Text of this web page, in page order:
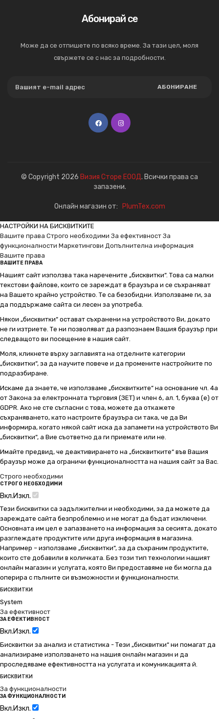
Абонирай се
Може да се отпишете по всяко време. За тази цел, моля
свържете се с нас за подробности.
АБОНИРАНЕ
© Copyright 2026 Визия Сторе ЕООД. Всички права са
запазени.
Онлайн магазин от: PlumTex.com
НАСТРОЙКИ НА БИСКВИТКИТЕ
Вашите права Строго необходими За ефективност За
функционалности Маркетингови Допълнителна информация
Вашите права
ВАШИТЕ ПРАВА
Нашият сайт използва така наречените „бисквитки“. Това са малки
текстови файлове, които се зареждат в браузъра и се съхраняват
на Вашето крайно устройство. Те са безобидни. Използваме ги, за
да поддържаме сайта си лесен за употреба.
Някои „бисквитки“ остават съхранени на устройството Ви, докато
не ги изтриете. Те ни позволяват да разпознаем Вашия браузър при
следващото ви посещение в нашия сайт.
Моля, кликнете върху заглавията на отделните категории
„бисквитки“, за да научите повече и да промените настройките по
подразбиране.
Искаме да знаете, че използваме „бисквитките“ на основание чл. 4а
от Закона за електронната търговия (ЗЕТ) и член 6, ал. 1, буква (е) от
GDPR. Ако не сте съгласни с това, можете да откажете
съхраняването, като настроите браузъра си така, че да Ви
информира, когато някой сайт иска да запамети на устройството Ви
„бисквитки“, а Вие съответно да ги приемате или не.
Имайте предвид, че деактивирането на „бисквитките“ във Вашия
браузър може да ограничи функционалността на нашия сайт за Вас.
Строго необходими
СТРОГО НЕОБХОДИМИ
Вкл.Изкл.
Тези бисквитки са задължителни и необходими, за да можете да
зареждате сайта безпроблемно и не могат да бъдат изключени.
Основната им цел е запазването на информация за сесията, докато
разглеждате продуктите или друга информация в магазина.
Например – използваме „бисквитки“, за да съхраним продуктите,
които сте добавили в количката. Без този тип технологии нашият
онлайн магазин и услугата, която Ви предоставяме не би могла да
оперира с пълните си възможности и функционалности.
БИСКВИТКИ
System
За ефективност
ЗА ЕФЕКТИВНОСТ
Вкл.Изкл.
Бисквитки за анализ и статистика - Тези „бисквитки“ ни помагат да
анализираме използването на нашия онлайн магазин и да
проследяваме ефективността на услугата и комуникацията й.
БИСКВИТКИ
За функционалности
ЗА ФУНКЦИОНАЛНОСТИ
Вкл.Изкл.